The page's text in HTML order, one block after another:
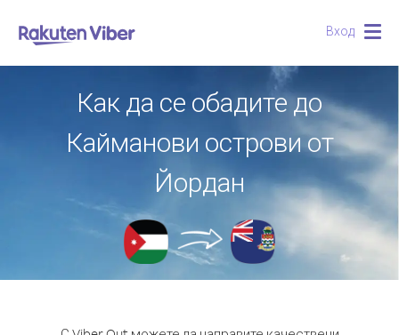
Вход
Как да се обадите до
Кайманови острови от
Йордан